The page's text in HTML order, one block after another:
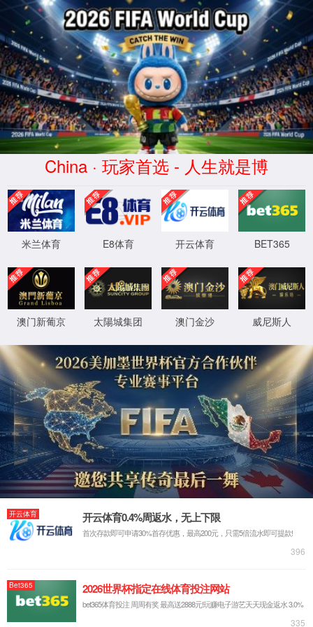
yd2333云顶官网
此功能维护升级中，给您带来不便深感抱
XML 地图